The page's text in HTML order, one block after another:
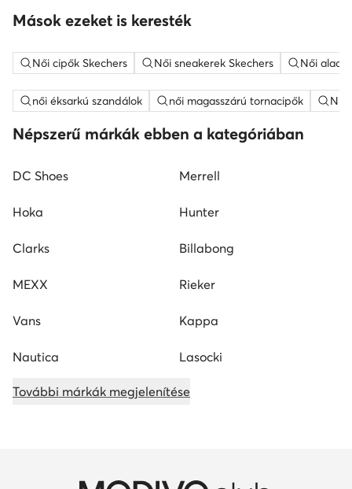
Mások ezeket is keresték
Női cipők Skechers Női sneakerek Skechers Női
női éksarkú szandálok női magasszárú tornacipők
Népszerű márkák ebben a kategóriában
DC Shoes Merrell
Hoka Hunter
Clarks Billabong
MEXX Rieker
Vans Kappa
Nautica Lasocki
További márkák megjelenítése